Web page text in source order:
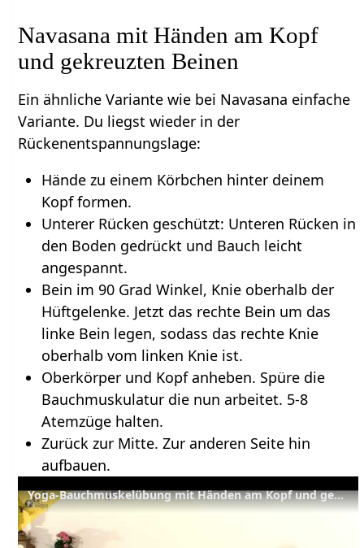
Navasana mit Händen am Kopf
und gekreuzten Beinen
Ein ähnliche Variante wie bei Navasana einfache
Variante. Du liegst wieder in der
Rückenentspannungslage:
Hände zu einem Körbchen hinter deinem
Kopf formen.
Unterer Rücken geschützt: Unteren Rücken in
den Boden gedrückt und Bauch leicht
angespannt.
Bein im 90 Grad Winkel, Knie oberhalb der
Hüftgelenke. Jetzt das rechte Bein um das
linke Bein legen, sodass das rechte Knie
oberhalb vom linken Knie ist.
Oberkörper und Kopf anheben. Spüre die
Bauchmuskulatur die nun arbeitet. 5-8
Atemzüge halten.
Zurück zur Mitte. Zur anderen Seite hin
aufbauen.
Yoga-Bauchmuskelübung mit Händen am Kopf und gekreuzten Beinen